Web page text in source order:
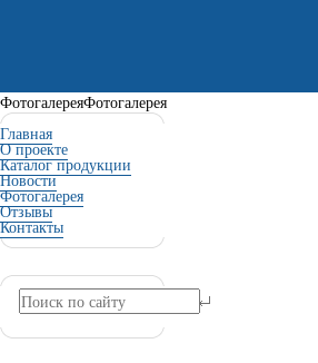
ФотогалереяФотогалерея
Главная
О проекте
Каталог продукции
Новости
Фотогалерея
Отзывы
Контакты